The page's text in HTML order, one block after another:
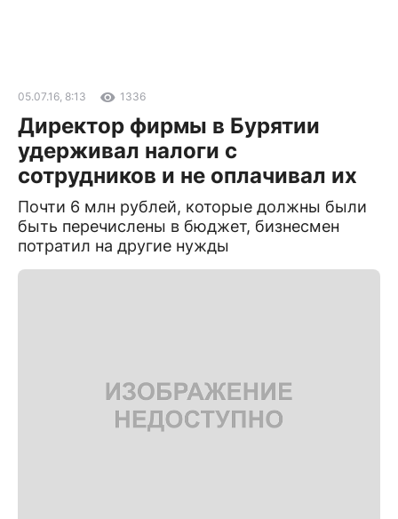
05.07.16, 8:13 1336
Директор фирмы в Бурятии
удерживал налоги с
сотрудников и не оплачивал их
Почти 6 млн рублей, которые должны были
быть перечислены в бюджет, бизнесмен
потратил на другие нужды